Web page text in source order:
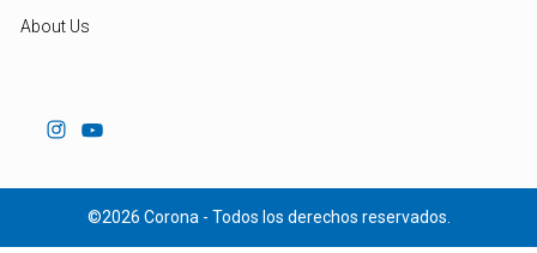
About Us
©2026 Corona - Todos los derechos reservados.